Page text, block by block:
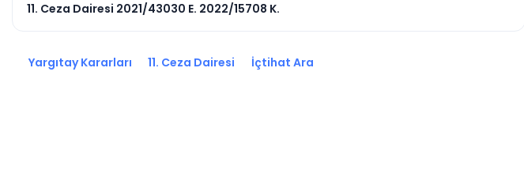
11. Ceza Dairesi 2021/43030 E. 2022/15708 K.
Yargıtay Kararları 11. Ceza Dairesi İçtihat Ara